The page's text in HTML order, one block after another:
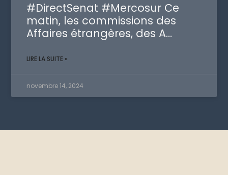
#DirectSenat #Mercosur Ce
matin, les commissions des
Affaires étrangères, des A…
LIRE LA SUITE »
novembre 14, 2024